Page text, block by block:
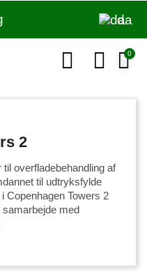
da
2
overfladebehandling af
til udtryksfylde
Copenhagen Towers 2
samarbejde med